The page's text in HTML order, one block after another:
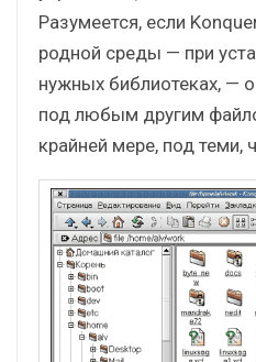
Разумеется, если
родной среды — при
нужных библиотеках, —
под любым другим
крайней мере, под теми,